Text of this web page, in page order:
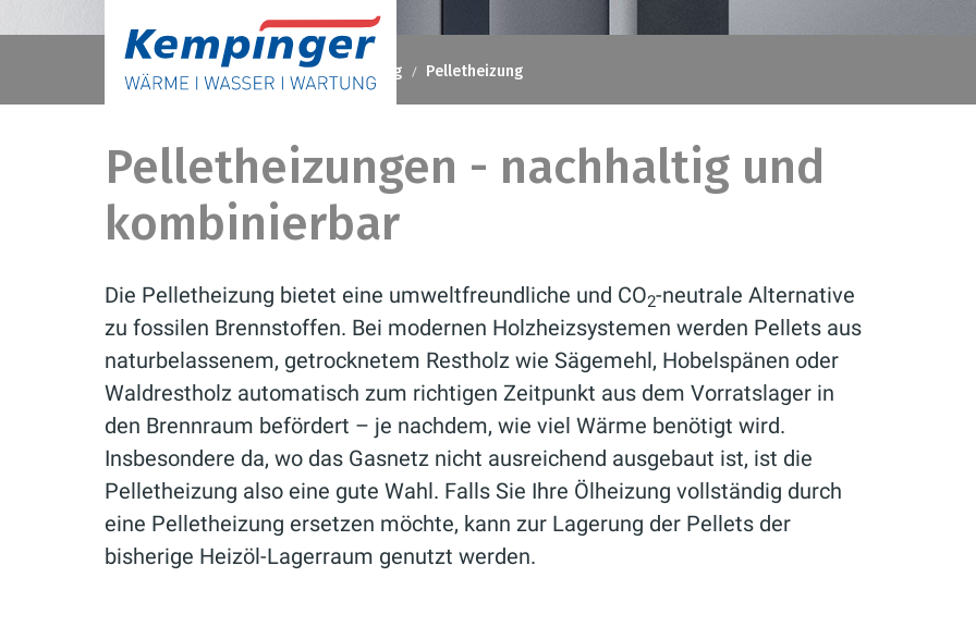
Kempinger GmbH Ratgeber Heizung Pelletheizung
Pelletheizungen - nachhaltig und
kombinierbar
Die Pelletheizung bietet eine umweltfreundliche und CO2-neutrale Alternative
zu fossilen Brennstoffen. Bei modernen Holzheizsystemen werden Pellets aus
naturbelassenem, getrocknetem Restholz wie Sägemehl, Hobelspänen oder
Waldrestholz automatisch zum richtigen Zeitpunkt aus dem Vorratslager in
den Brennraum befördert – je nachdem, wie viel Wärme benötigt wird.
Insbesondere da, wo das Gasnetz nicht ausreichend ausgebaut ist, ist die
Pelletheizung also eine gute Wahl. Falls Sie Ihre Ölheizung vollständig durch
eine Pelletheizung ersetzen möchte, kann zur Lagerung der Pellets der
bisherige Heizöl-Lagerraum genutzt werden.